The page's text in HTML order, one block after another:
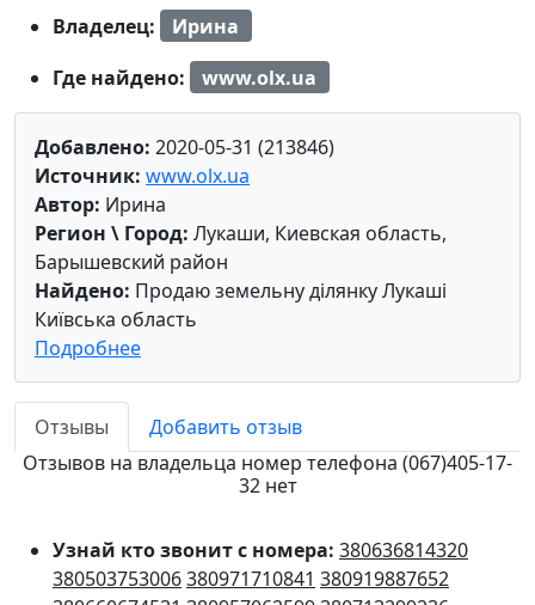
Владелец:
Ирина
Где найдено:
www.olx.ua
Добавлено: 2020-05-31 (213846)
Источник: www.olx.ua
Автор: Ирина
Регион \ Город: Лукаши, Киевская область,
Барышевский район
Найдено: Продаю земельну ділянку Лукаші
Київська область
Подробнее
Отзывы
Добавить отзыв
Отзывов на владельца номер телефона (067)405-17-
32 нет
Узнай кто звонит с номера: 380636814320
380503753006380971710841 380919887652